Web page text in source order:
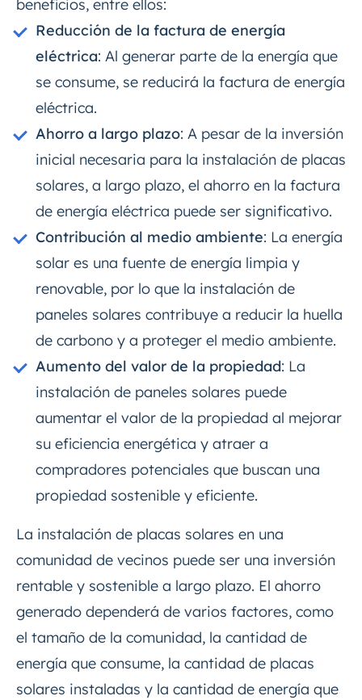
beneficios, entre ellos:
Reducción de la factura de energía
eléctrica: Al generar parte de la energía que
se consume, se reducirá la factura de energía
eléctrica.
Ahorro a largo plazo: A pesar de la inversión
inicial necesaria para la instalación de placas
solares, a largo plazo, el ahorro en la factura
de energía eléctrica puede ser significativo.
Contribución al medio ambiente: La energía
solar es una fuente de energía limpia y
renovable, por lo que la instalación de
paneles solares contribuye a reducir la huella
de carbono y a proteger el medio ambiente.
Aumento del valor de la propiedad: La
instalación de paneles solares puede
aumentar el valor de la propiedad al mejorar
su eficiencia energética y atraer a
compradores potenciales que buscan una
propiedad sostenible y eficiente.
La instalación de placas solares en una
comunidad de vecinos puede ser una inversión
rentable y sostenible a largo plazo. El ahorro
generado dependerá de varios factores, como
el tamaño de la comunidad, la cantidad de
energía que consume, la cantidad de placas
solares instaladas y la cantidad de energía que